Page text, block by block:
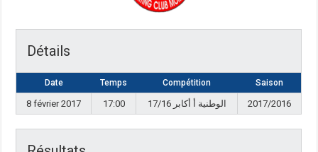
Détails
Date Temps Compétition Saison
8 février 2017 17:00 17/16 الوطنية أ أكابر 2017/2016